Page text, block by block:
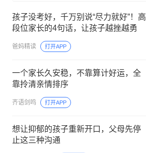
孩子没考好，千万别说“尽力就好”！高
段位家长的4句话，让孩子越挫越勇
爸妈精读 打开APP
一个家长久安稳，不靠算计好运，全
靠拎清亲情排序
齐语剑鸣 打开APP
想让抑郁的孩子重新开口，父母先停
止这三种沟通